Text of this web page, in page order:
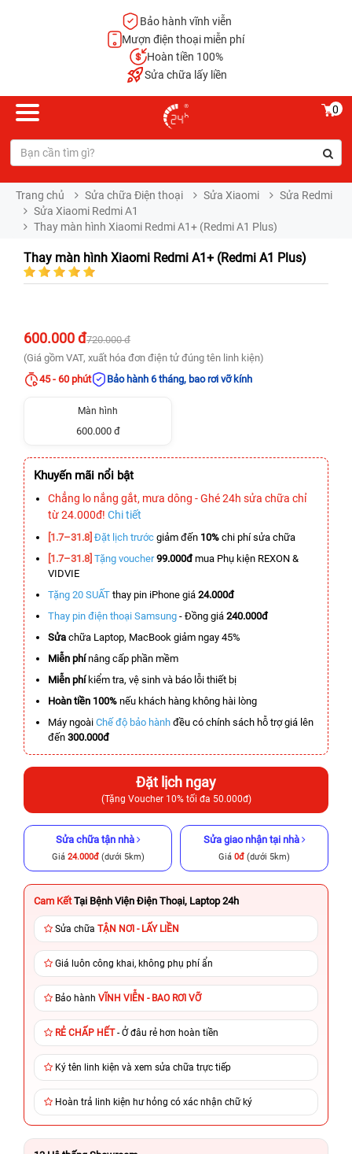
Bảo hành vĩnh viễn
Mượn điện thoại miễn phí
Hoàn tiền 100%
Sửa chữa lấy liền
0
Trang chủ Sửa chữa Điện thoại Sửa Xiaomi
Sửa Redmi
Sửa Xiaomi Redmi A1
Thay màn hình Xiaomi Redmi A1+ (Redmi A1 Plus)
Thay màn hình Xiaomi Redmi A1+ (Redmi A1 Plus)
600.000 đ720.000 đ
(Giá gồm VAT, xuất hóa đơn điện tử đúng tên linh kiện)
45 - 60 phút
Bảo hành 6 tháng, bao rơi vỡ kính
Màn hình
600.000 đ
Khuyến mãi nổi bật
Chẳng lo nắng gắt, mưa dông - Ghé 24h sửa chữa chỉ
từ 24.000đ! Chi tiết
[1.7–31.8] Đặt lịch trước giảm đến 10% chi phí sửa chữa
[1.7–31.8] Tặng voucher 99.000đmua Phụ kiện REXON &
VIDVIE
Tặng 20 SUẤT thay pin iPhone giá 24.000đ
Thay pin điện thoại Samsung - Đồng giá 240.000đ
Sửa chữa Laptop, MacBook giảm ngay 45%
Miễn phínâng cấp phần mềm
Miễn phíkiểm tra, vệ sinh và báo lỗi thiết bị
Hoàn tiền 100% nếu khách hàng không hài lòng
Máy ngoài Chế độ bảo hành đều có chính sách hỗ trợ giá lên
đến 300.000đ
Đặt lịch ngay
(Tặng Voucher 10% tối đa 50.000đ)
Sửa chữa tận nhà
Giá 24.000đ(dưới 5km)
Sửa giao nhận tại nhà
Giá 0đ (dưới 5km)
Cam Kết Tại Bệnh Viện Điện Thoại, Laptop 24h
Sửa chữa TẬN NƠI - LẤY LIỀN
Giá luôn công khai, không phụ phí ẩn
Bảo hành VĨNH VIỄN - BAO RƠI VỠ
RẺ CHẤP HẾT- Ở đâu rẻ hơn hoàn tiền
Ký tên linh kiện và xem sửa chữa trực tiếp
Hoàn trả linh kiện hư hỏng có xác nhận chữ ký